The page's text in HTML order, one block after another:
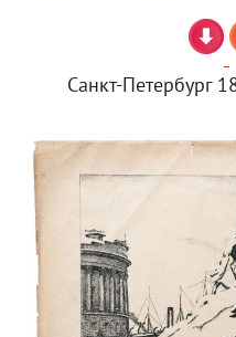
Санкт-Петербург